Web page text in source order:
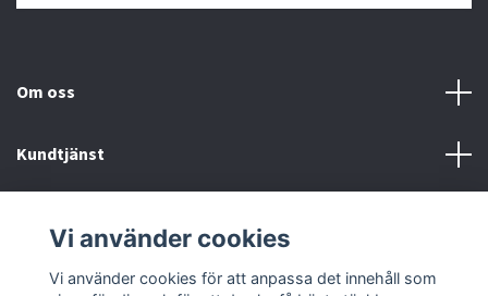
Om oss
Kundtjänst
Sociala medier
Vi använder cookies
Vi använder cookies för att anpassa det innehåll som